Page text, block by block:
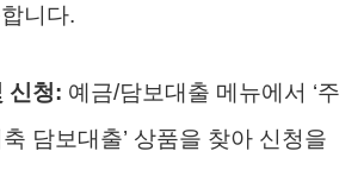
니다.
신청: 예금/담보대출 메뉴에서 ‘주
담보대출’ 상품을 찾아 신청을